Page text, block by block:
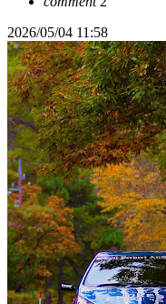
2026/05/04 11:58